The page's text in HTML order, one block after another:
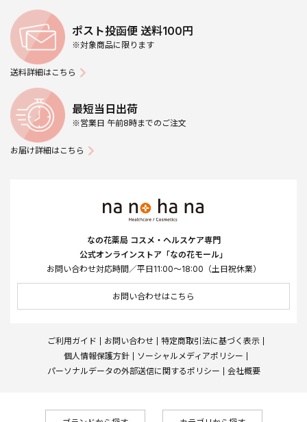
ポスト投函便 送料100円
※対象商品に限ります
送料詳細はこちら
最短当日出荷
※営業日 午前8時までのご注文
お届け詳細はこちら
なの花薬局 コスメ・ヘルスケア専門
公式オンラインストア「なの花モール」
お問い合わせ対応時間／平日11:00～18:00（土日祝休業）
お問い合わせはこちら
ご利用ガイド お問い合わせ
特定商取引法に基づく表示
個人情報保護方針
ソーシャルメディアポリシー
パーソナルデータの外部送信に関するポリシー
会社概要